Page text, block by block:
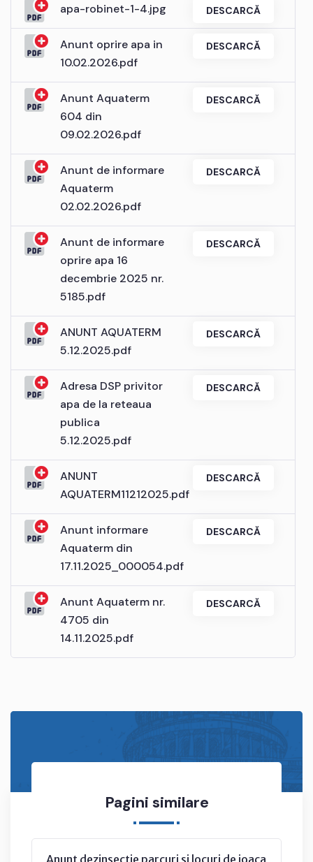
Pagini similare
Anunt dezinsectie parcuri si locuri de joaca
apa-robinet-1-4.jpg DESCARCĂ
Anunt oprire apa in
10.02.2026.pdf
DESCARCĂ
Anunt Aquaterm
604 din
09.02.2026.pdf
DESCARCĂ
Anunt de informare
Aquaterm
02.02.2026.pdf
DESCARCĂ
Anunt de informare
oprire apa 16
decembrie 2025 nr.
5185.pdf
DESCARCĂ
ANUNT AQUATERM
5.12.2025.pdf
DESCARCĂ
Adresa DSP privitor
apa de la reteaua
publica
5.12.2025.pdf
DESCARCĂ
ANUNT
AQUATERM11212025.pdf
DESCARCĂ
Anunt informare
Aquaterm din
17.11.2025_000054.pdf
DESCARCĂ
Anunt Aquaterm nr.
4705 din
14.11.2025.pdf
DESCARCĂ